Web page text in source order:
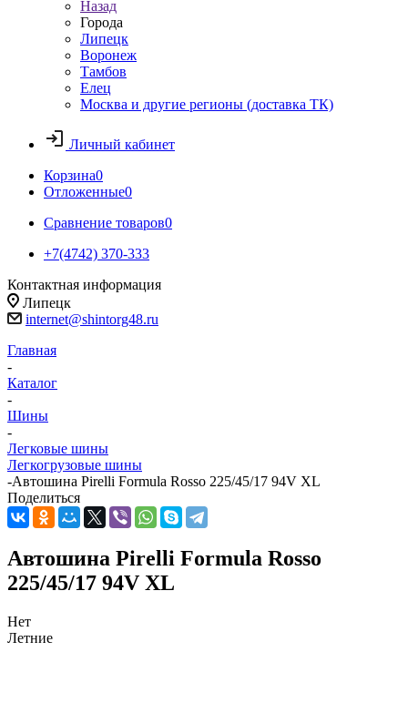
Назад
Города
Липецк
Воронеж
Тамбов
Елец
Москва и другие регионы (доставка ТК)
Личный кабинет
Корзина0
Отложенные0
Сравнение товаров0
+7(4742) 370-333
Контактная информация
Липецк
internet@shintorg48.ru
Главная
-
Каталог
-
Шины
-
Легковые шины
Легкогрузовые шины
-Автошина Pirelli Formula Rosso 225/45/17 94V XL
Поделиться
Автошина Pirelli Formula Rosso
225/45/17 94V XL
Нет
Летние